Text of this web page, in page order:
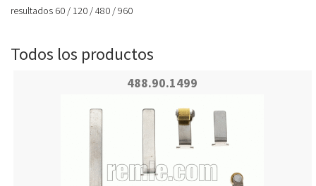
resultados 60 / 120 /480 /960
Todos los productos
488.90.1499